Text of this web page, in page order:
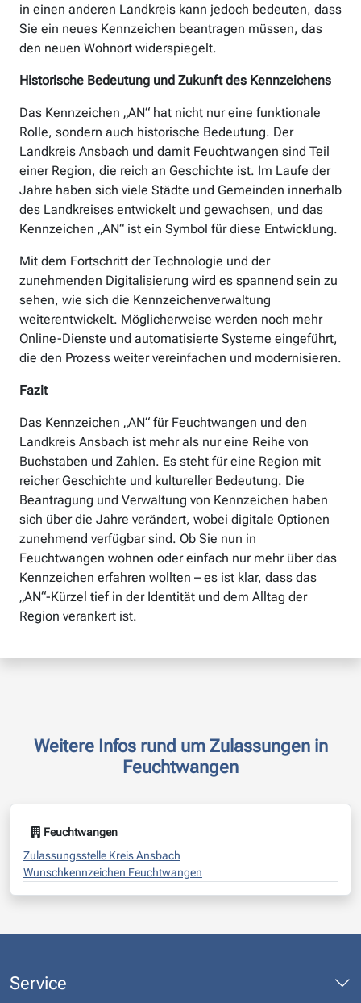
in einen anderen Landkreis kann jedoch bedeuten, dass
Sie ein neues Kennzeichen beantragen müssen, das
den neuen Wohnort widerspiegelt.
Historische Bedeutung und Zukunft des Kennzeichens
Das Kennzeichen „AN“ hat nicht nur eine funktionale
Rolle, sondern auch historische Bedeutung. Der
Landkreis Ansbach und damit Feuchtwangen sind Teil
einer Region, die reich an Geschichte ist. Im Laufe der
Jahre haben sich viele Städte und Gemeinden innerhalb
des Landkreises entwickelt und gewachsen, und das
Kennzeichen „AN“ ist ein Symbol für diese Entwicklung.
Mit dem Fortschritt der Technologie und der
zunehmenden Digitalisierung wird es spannend sein zu
sehen, wie sich die Kennzeichenverwaltung
weiterentwickelt. Möglicherweise werden noch mehr
Online-Dienste und automatisierte Systeme eingeführt,
die den Prozess weiter vereinfachen und modernisieren.
Fazit
Das Kennzeichen „AN“ für Feuchtwangen und den
Landkreis Ansbach ist mehr als nur eine Reihe von
Buchstaben und Zahlen. Es steht für eine Region mit
reicher Geschichte und kultureller Bedeutung. Die
Beantragung und Verwaltung von Kennzeichen haben
sich über die Jahre verändert, wobei digitale Optionen
zunehmend verfügbar sind. Ob Sie nun in
Feuchtwangen wohnen oder einfach nur mehr über das
Kennzeichen erfahren wollten – es ist klar, dass das
„AN“-Kürzel tief in der Identität und dem Alltag der
Region verankert ist.
Weitere Infos rund um Zulassungen in
Feuchtwangen
Feuchtwangen
Zulassungsstelle Kreis Ansbach
Wunschkennzeichen Feuchtwangen
Service